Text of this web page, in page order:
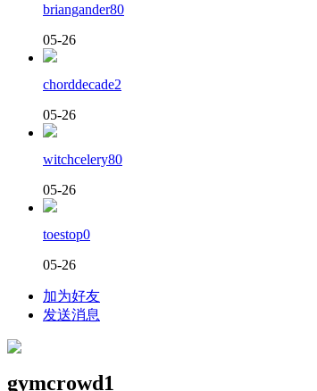
briangander80
05-26
chorddecade2
05-26
witchcelery80
05-26
toestop0
05-26
加为好友
发送消息
gymcrowd1